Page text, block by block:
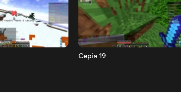
Серія 19